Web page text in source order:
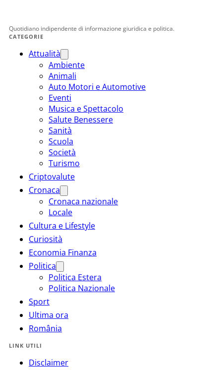
Quotidiano indipendente di informazione giuridica e politica.
CATEGORIE
Attualità
Ambiente
Animali
Auto Motori e Automotive
Eventi
Musica e Spettacolo
Salute Benessere
Sanità
Scuola
Società
Turismo
Criptovalute
Cronaca
Cronaca nazionale
Locale
Cultura e Lifestyle
Curiosità
Economia Finanza
Politica
Politica Estera
Politica Nazionale
Sport
Ultima ora
România
LINK UTILI
Disclaimer